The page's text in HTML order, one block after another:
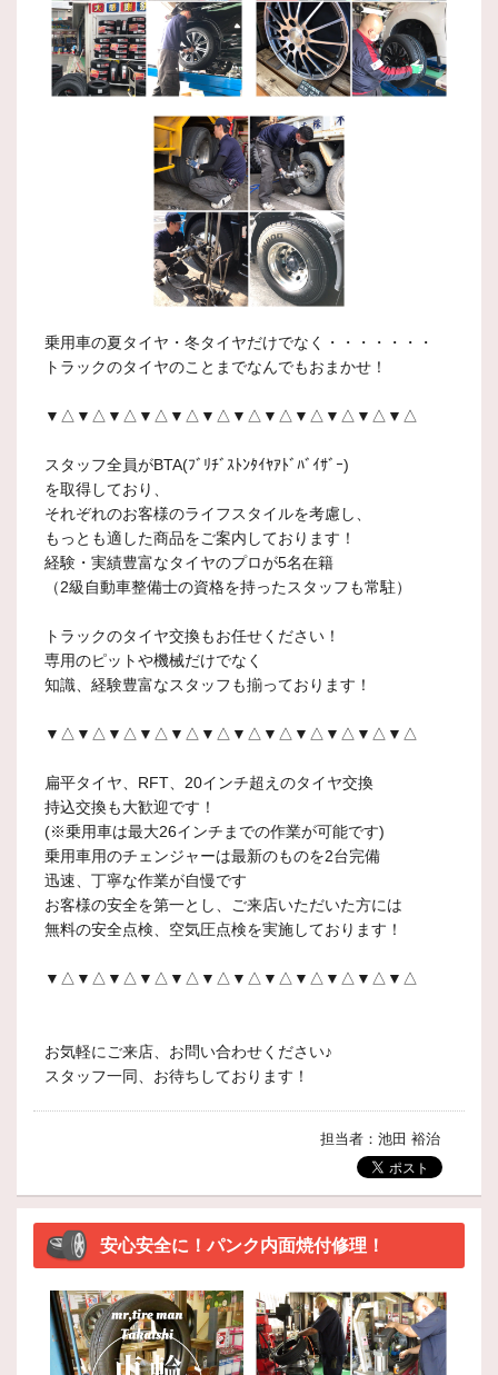
乗用車の夏タイヤ・冬タイヤだけでなく・・・・・・・
トラックのタイヤのことまでなんでもおまかせ！
▼△▼△▼△▼△▼△▼△▼△▼△▼△▼△▼△▼△
スタッフ全員がBTA(ﾌﾞﾘﾁﾞｽﾄﾝﾀｲﾔｱﾄﾞﾊﾞｲｻﾞｰ)
を取得しており、
それぞれのお客様のライフスタイルを考慮し、
もっとも適した商品をご案内しております！
経験・実績豊富なタイヤのプロが5名在籍
（2級自動車整備士の資格を持ったスタッフも常駐）
トラックのタイヤ交換もお任せください！
専用のピットや機械だけでなく
知識、経験豊富なスタッフも揃っております！
▼△▼△▼△▼△▼△▼△▼△▼△▼△▼△▼△▼△
扁平タイヤ、RFT、20インチ超えのタイヤ交換
持込交換も大歓迎です！
(※乗用車は最大26インチまでの作業が可能です)
乗用車用のチェンジャーは最新のものを2台完備
迅速、丁寧な作業が自慢です
お客様の安全を第一とし、ご来店いただいた方には
無料の安全点検、空気圧点検を実施しております！
▼△▼△▼△▼△▼△▼△▼△▼△▼△▼△▼△▼△
お気軽にご来店、お問い合わせください♪
スタッフ一同、お待ちしております！
担当者：池田 裕治
安心安全に！パンク内面焼付修理！